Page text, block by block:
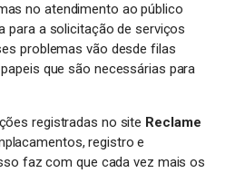
no atendimento ao público
para a solicitação de serviços
problemas vão desde filas
que são necessárias para
registradas no site Reclame
registro e
faz com que cada vez mais os